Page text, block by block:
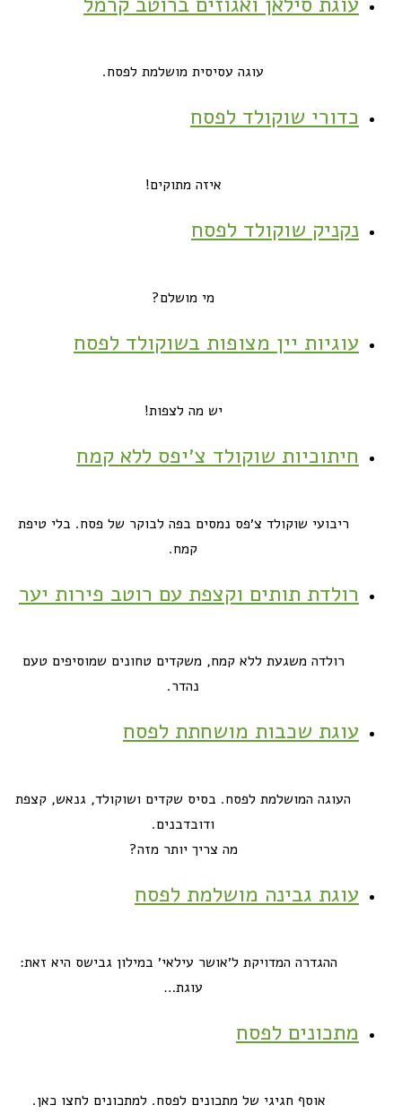
עוגה עסיסית מושלמת לפסח.
כדורי שוקולד לפסח
איזה מתוקים!
נקניק שוקולד לפסח
מי מושלם?
עוגיות יין מצופות בשוקולד לפסח
יש מה לצפות!
חיתוכיות שוקולד צ׳יפס ללא קמח
ריבועי שוקולד צ׳פס נמסים בפה לבוקר של פסח. בלי טיפת
קמח.
רולדת תותים וקצפת עם רוטב פירות יער
רולדה משגעת ללא קמח, משקדים טחונים שמוסיפים טעם
נהדר.
עוגת שכבות מושחתת לפסח
העוגה המושלמת לפסח. בסיס שקדים ושוקולד, גנאש, קצפת
ודובדבנים.
מה צריך יותר מזה?
עוגת גבינה מושלמת לפסח
ההגדרה המדויקת ל׳אושר עילאי׳ במילון גבישס היא זאת:
עוגת…
מתכונים לפסח
אוסף חגיגי של מתכונים לפסח. למתכונים לחצו כאן.